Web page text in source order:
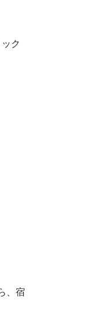
ク
、宿